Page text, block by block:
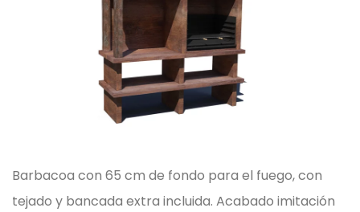
Barbacoa con 65 cm de fondo para el fuego, con
tejado y bancada extra incluida. Acabado imitación